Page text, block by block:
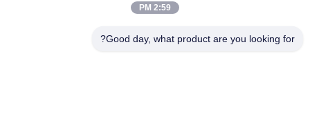
2:59 PM
Good day, what product are you looking for?